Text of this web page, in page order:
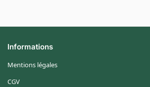
Informations
Mentions légales
CGV